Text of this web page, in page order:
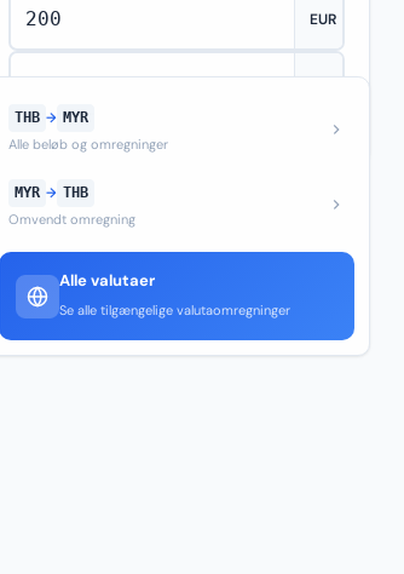
THB → MYR
Alle beløb og omregninger
MYR → THB
Omvendt omregning
Alle valutaer
Se alle tilgængelige valutaomregninger